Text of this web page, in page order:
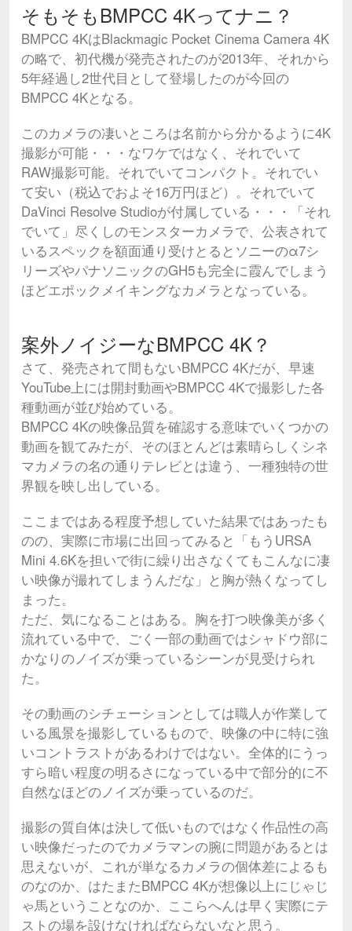
そもそもBMPCC 4Kってナニ？
BMPCC 4KはBlackmagic Pocket Cinema Camera 4K
の略で、初代機が発売されたのが2013年、それから
5年経過し2世代目として登場したのが今回の
BMPCC 4Kとなる。
このカメラの凄いところは名前から分かるように4K
撮影が可能・・・なワケではなく、それでいて
RAW撮影可能。それでいてコンパクト。それでい
て安い（税込でおよそ16万円ほど）。それでいて
DaVinci Resolve Studioが付属している・・・「それ
でいて」尽くしのモンスターカメラで、公表されて
いるスペックを額面通り受けとるとソニーのα7シ
リーズやパナソニックのGH5も完全に霞んでしまう
ほどエポックメイキングなカメラとなっている。
案外ノイジーなBMPCC 4K？
さて、発売されて間もないBMPCC 4Kだが、早速
YouTube上には開封動画やBMPCC 4Kで撮影した各
種動画が並び始めている。
BMPCC 4Kの映像品質を確認する意味でいくつかの
動画を観てみたが、そのほとんどは素晴らしくシネ
マカメラの名の通りテレビとは違う、一種独特の世
界観を映し出している。
ここまではある程度予想していた結果ではあったも
のの、実際に市場に出回ってみると「もうURSA
Mini 4.6Kを担いで街に繰り出さなくてもこんなに凄
い映像が撮れてしまうんだな」と胸が熱くなってし
まった。
ただ、気になることはある。胸を打つ映像美が多く
流れている中で、ごく一部の動画ではシャドウ部に
かなりのノイズが乗っているシーンが見受けられ
た。
その動画のシチェーションとしては職人が作業して
いる風景を撮影しているもので、映像の中に特に強
いコントラストがあるわけではない。全体的にうっ
すら暗い程度の明るさになっている中で部分的に不
自然なほどのノイズが乗っているのだ。
撮影の質自体は決して低いものではなく作品性の高
い映像だったのでカメラマンの腕に問題があるとは
思えないが、これが単なるカメラの個体差によるも
のなのか、はたまたBMPCC 4Kが想像以上にじゃじ
ゃ馬ということなのか、ここらへんは早く実際にテ
ストの場を設けなければならないなと思う。